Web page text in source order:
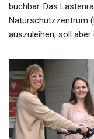
buchbar. Das
Naturschutzzentrum
auszuleihen, soll
user